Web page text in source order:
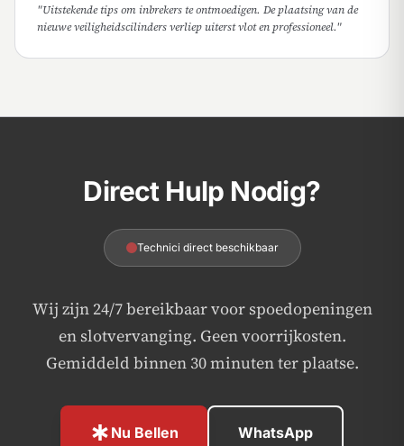
"Uitstekende tips om inbrekers te ontmoedigen. De plaatsing van de
nieuwe veiligheidscilinders verliep uiterst vlot en professioneel."
Direct Hulp Nodig?
Technici direct beschikbaar
Wij zijn 24/7 bereikbaar voor spoedopeningen
en slotvervanging. Geen voorrijkosten.
Gemiddeld binnen 30 minuten ter plaatse.
emergency Nu Bellen WhatsApp